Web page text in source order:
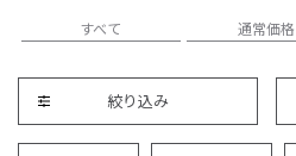
すべて 通常価格
絞り込み